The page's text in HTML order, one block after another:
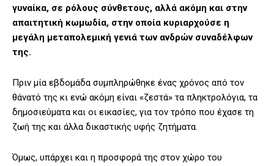
γυναίκα, σε ρόλους σύνθετους, αλλά ακόμη και στην
απαιτητική κωμωδία, στην οποία κυριαρχούσε η
μεγάλη μεταπολεμική γενιά των ανδρών συναδέλφων
της.
Πριν μία εβδομάδα συμπληρώθηκε ένας χρόνος από τον
θάνατό της κι ενώ ακόμη είναι «ζεστά» τα πληκτρολόγια, τα
δημοσιεύματα και οι εικασίες, για τον τρόπο που έχασε τη
ζωή της και άλλα δικαστικής υφής ζητήματα.
Όμως, υπάρχει και η προσφορά της στον χώρο του